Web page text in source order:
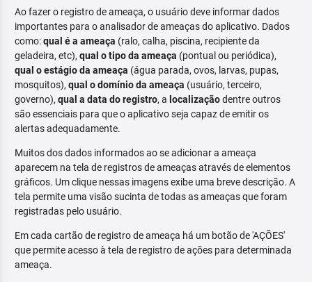
Ao fazer o registro de ameaça, o usuário deve informar dados
importantes para o analisador de ameaças do aplicativo. Dados
como:qual é a ameaça (ralo, calha, piscina, recipiente da
geladeira, etc), qual o tipo da ameaça (pontual ou periódica),
qual o estágio da ameaça (água parada, ovos, larvas, pupas,
mosquitos), qual o domínio da ameaça (usuário, terceiro,
governo), qual a data do registro, a localizaçãodentre outros
são essenciais para que o aplicativo seja capaz de emitir os
alertas adequadamente.
Muitos dos dados informados ao se adicionar a ameaça
aparecem na tela de registros de ameaças através de elementos
gráficos. Um clique nessas imagens exibe uma breve descrição. A
tela permite uma visão sucinta de todas as ameaças que foram
registradas pelo usuário.
Em cada cartão de registro de ameaça há um botão de 'AÇÕES'
que permite acesso à tela de registro de ações para determinada
ameaça.